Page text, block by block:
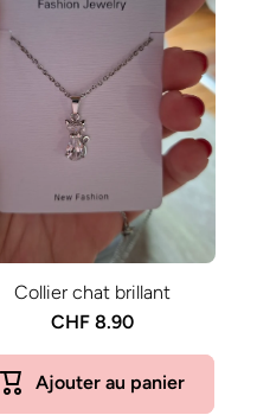
Collier chat brillant
CHF 8.90
Ajouter au panier